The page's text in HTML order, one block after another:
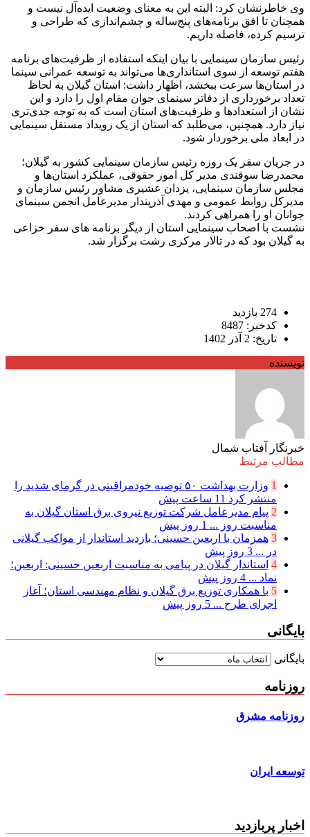
وی خاطرنشان کرد: البته این به معنای وضعیت ایده‌آل نیست و
همچنان تا افق برنامه‌های پنج‌ساله و چشم‌اندازی که طراحی و
ترسیم کرده، فاصله داریم.
رئیس سازمان سینمایی با بیان اینکه استفاده از ظرفیت‌های برنامه
هفتم توسعه از سوی استانداری‌ها می‌تواند به توسعه عمرانی سینما
در استان‌ها سرعت ببخشد، اظهار داشت: استان گیلان به لحاظ
تعداد برخورداری از دفاتر سینمای جوان مقام اول را دارد و این
نشان از استعدادها و ظرفیت‌های استان است که به توجه جدی‌تری
نیاز دارد. همچنین، می‌طلبد که استان از یک رویداد مستقل سینمایی
در ابعاد ملی برخوردار شود.
در جریان سفر یک روزه رئیس سازمان سینمایی کشور به گیلان؛
محمدرضا سوقندی مدیر کل امور حقوقی، عملکرد استان‌ها و
مجلس سازمان سینمایی، یزدان عشیری مشاور رئیس سازمان و
مدیرکل روابط عمومی و مهدی آذرپندار مدیرعامل انجمن سینمای
جوانان او را همراهی کردند.
نشست با اصحاب سینمایی استان از دیگر برنامه های سفر خزاعی
به گیلان بود که در تالار مرکزی رشت برگزار شد.
274 بازدید
کدخبر: 8487
تاریخ: 2 آذر 1402
نویسنده
خبرنگار آفتاب شمال
مطالب مرتبط
1
وزارت بهداشت ۵۰ توصیه خودمراقبتی در گرمای شدید را
منتشر کرد 11 ساعت پیش
2 پیام مدیرعامل شركت توزیع نیروی برق استان گیلان به
مناسبت روز ... 1 روز پیش
3 همزمان با اربعین حسینی؛ بازدید استاندار از مواکب گیلانی
در ... 3 روز پیش
4 استاندار گیلان در پیامی به مناسبت اربعین حسینی: اربعین؛
نماد ... 4 روز پیش
5 با همکاری توزیع برق گیلان و نظام مهندسی استان؛ آغاز
اجرای طرح ... 5 روز پیش
بایگانی
بایگانی
روزنامه
روزنامه مشرق
توسعه ایران
اخبار پربازدید